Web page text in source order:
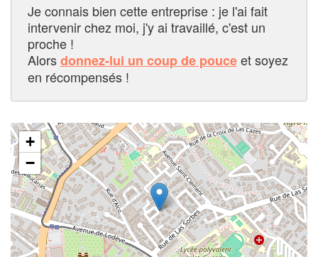
Je connais bien cette entreprise : je l'ai fait
intervenir chez moi, j'y ai travaillé, c'est un
proche !
Alorsdonnez-lui un coup de pouceet soyez
en récompensés !
+
−